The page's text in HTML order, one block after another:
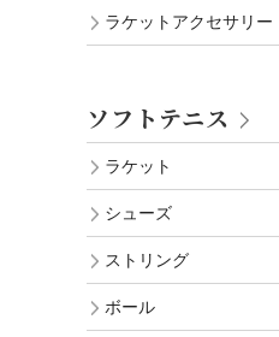
ラケットアクセサリー
ソフトテニス
ラケット
シューズ
ストリング
ボール